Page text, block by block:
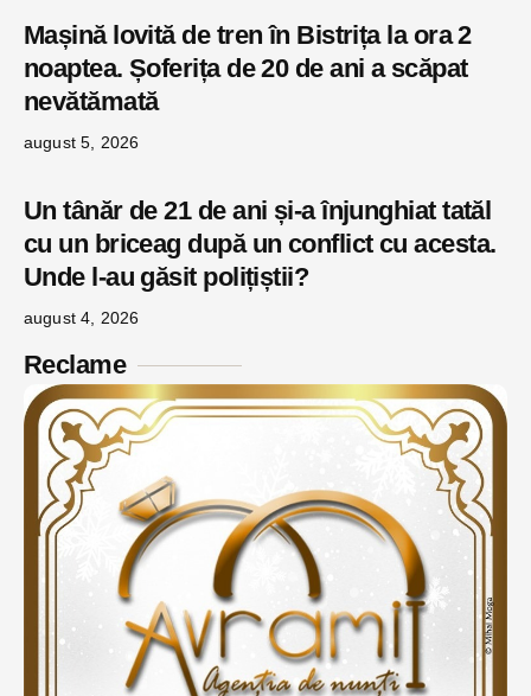
Mașină lovită de tren în Bistrița la ora 2
noaptea. Șoferița de 20 de ani a scăpat
nevătămată
august 5, 2026
Un tânăr de 21 de ani și-a înjunghiat tatăl
cu un briceag după un conflict cu acesta.
Unde l-au găsit polițiștii?
august 4, 2026
Reclame